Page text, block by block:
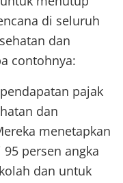
di seluruh
dan
contohnya:
pajak
dan
menetapkan
persen angka
dan untuk